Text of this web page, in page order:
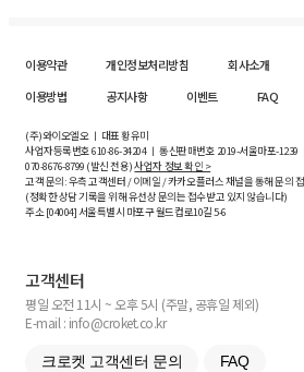
이용약관 개인정보처리방침 회사소개
이용방법
공지사항 이벤트 FAQ
(주)와이오엘오 ㅣ 대표 황유미
사업자등록번호610-86-34204ㅣ 통신판매번호 2019-서울마포-1239
070-8676-8799 (발신 전용)사업자 정보 확인 >
고객 문의: 우측 고객센터 / 이메일 / 카카오플러스 채널을 통해 문의
(정확한 상담 기록을 위해 유선상 문의는 접수받고 있지 않습니다)
주소 [04004] 서울특별시 마포구 월드컵로10길5-6
고객센터
평일 오전 11시 ~ 오후 5시 (주말, 공휴일 제외)
E-mail : info@croket.co.kr
크로켓 고객센터 문의 FAQ